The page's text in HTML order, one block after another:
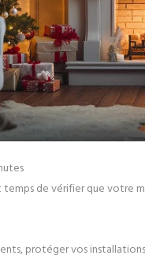
temps de vérifier que votre
protéger vos